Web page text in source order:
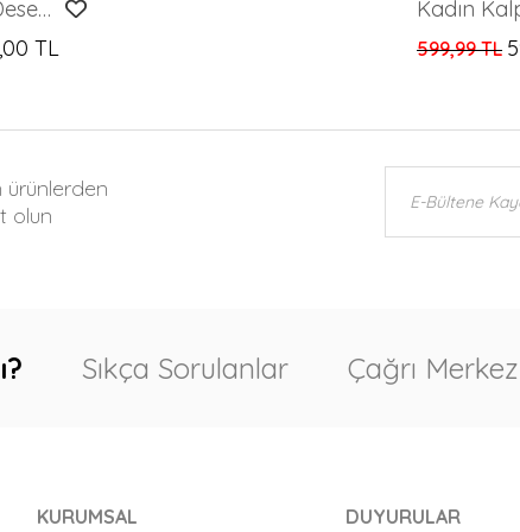
Kadın Kalp Desenli Kabartmalı Kazak
TL 599,99 TL
olun
Sıkça Sorulanlar Çağrı
KURUMSAL DUYURULAR